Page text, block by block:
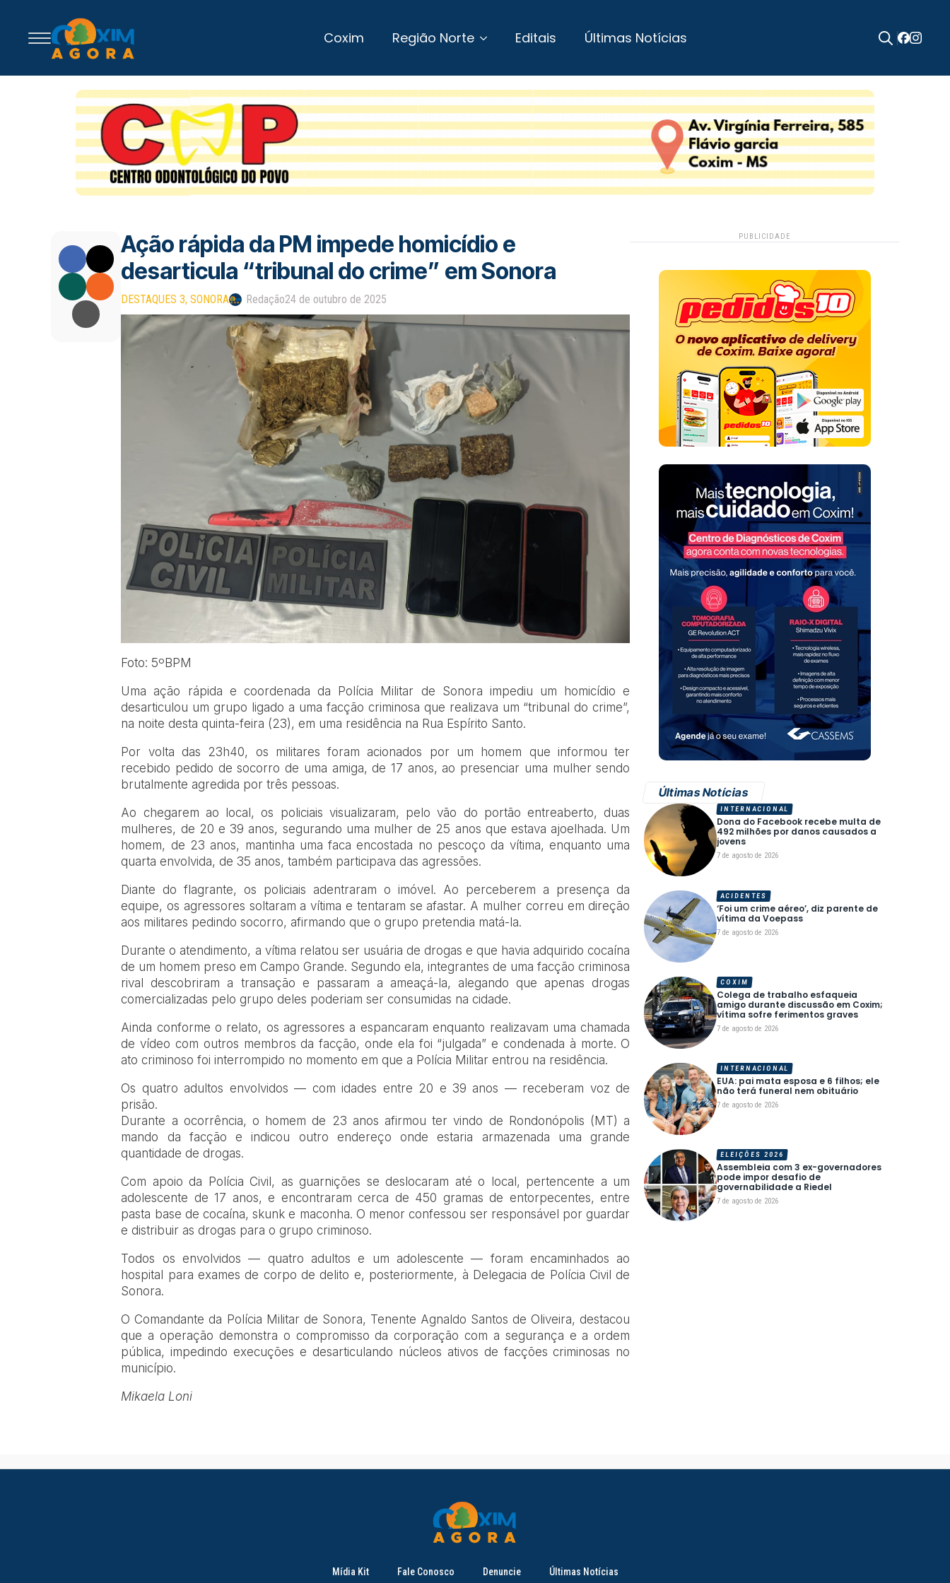
Coxim Região Norte Editais Últimas Notícias
Ação rápida da PM impede homicídio e
desarticula “tribunal do crime” em Sonora
DESTAQUES 3 SONORA Redação24 de outubro de 2025
Foto: 5ºBPM
Uma ação rápida e coordenada da Polícia Militar de Sonora impediu um homicídio e
desarticulou um grupo ligado a uma facção criminosa que realizava um “tribunal do crime”,
na noite desta quinta-feira (23), em uma residência na Rua Espírito Santo.
Por volta das 23h40, os militares foram acionados por um homem que informou ter
recebido pedido de socorro de uma amiga, de 17 anos, ao presenciar uma mulher sendo
brutalmente agredida por três pessoas.
Ao chegarem ao local, os policiais visualizaram, pelo vão do portão entreaberto, duas
mulheres, de 20 e 39 anos, segurando uma mulher de 25 anos que estava ajoelhada. Um
homem, de 23 anos, mantinha uma faca encostada no pescoço da vítima, enquanto uma
quarta envolvida, de 35 anos, também participava das agressões.
Diante do flagrante, os policiais adentraram o imóvel. Ao perceberem a presença da
equipe, os agressores soltaram a vítima e tentaram se afastar. A mulher correu em direção
aos militares pedindo socorro, afirmando que o grupo pretendia matá-la.
Durante o atendimento, a vítima relatou ser usuária de drogas e que havia adquirido cocaína
de um homem preso em Campo Grande. Segundo ela, integrantes de uma facção criminosa
rival descobriram a transação e passaram a ameaçá-la, alegando que apenas drogas
comercializadas pelo grupo deles poderiam ser consumidas na cidade.
Ainda conforme o relato, os agressores a espancaram enquanto realizavam uma chamada
de vídeo com outros membros da facção, onde ela foi “julgada” e condenada à morte. O
ato criminoso foi interrompido no momento em que a Polícia Militar entrou na residência.
Os quatro adultos envolvidos — com idades entre 20 e 39 anos — receberam voz de
prisão.
Durante a ocorrência, o homem de 23 anos afirmou ter vindo de Rondonópolis (MT) a
mando da facção e indicou outro endereço onde estaria armazenada uma grande
quantidade de drogas.
Com apoio da Polícia Civil, as guarnições se deslocaram até o local, pertencente a um
adolescente de 17 anos, e encontraram cerca de 450 gramas de entorpecentes, entre
pasta base de cocaína, skunk e maconha. O menor confessou ser responsável por guardar
e distribuir as drogas para o grupo criminoso.
Todos os envolvidos — quatro adultos e um adolescente — foram encaminhados ao
hospital para exames de corpo de delito e, posteriormente, à Delegacia de Polícia Civil de
Sonora.
O Comandante da Polícia Militar de Sonora, Tenente Agnaldo Santos de Oliveira, destacou
que a operação demonstra o compromisso da corporação com a segurança e a ordem
pública, impedindo execuções e desarticulando núcleos ativos de facções criminosas no
município.
Mikaela Loni
PUBLICIDADE
Últimas Notícias
Dona do Facebook recebe multa de
492 milhões por danos causados a
jovens
7 de agosto de 2026
INTERNACIONAL
‘Foi um crime aéreo’, diz parente de
vítima da Voepass
7 de agosto de 2026
ACIDENTES
Colega de trabalho esfaqueia
amigo durante discussão em Coxim;
vítima sofre ferimentos graves
7 de agosto de 2026
COXIM
EUA: pai mata esposa e 6 filhos; ele
não terá funeral nem obituário
7 de agosto de 2026
INTERNACIONAL
Assembleia com 3 ex-governadores
pode impor desafio de
governabilidade a Riedel
7 de agosto de 2026
ELEIÇÕES 2026
Mídia Kit Fale Conosco Denuncie Últimas Notícias